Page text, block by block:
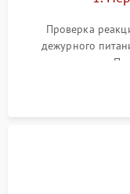
автоматического
Неисправность
Проверка
дежурного
повреждения.
изображения,